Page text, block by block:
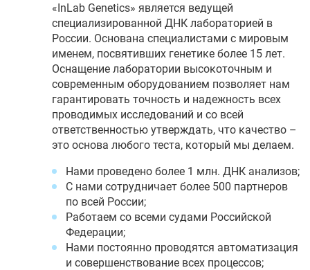
«InLab Genetics» является ведущей
специализированной ДНК лабораторией в
России. Основана специалистами с мировым
именем, посвятивших генетике более 15 лет.
Оснащение лаборатории высокоточным и
современным оборудованием позволяет нам
гарантировать точность и надежность всех
проводимых исследований и со всей
ответственностью утверждать, что качество –
это основа любого теста, который мы делаем.
Нами проведено более 1 млн. ДНК анализов;
С нами сотрудничает более 500 партнеров
по всей России;
Работаем со всеми судами Российской
Федерации;
Нами постоянно проводятся автоматизация
и совершенствование всех процессов;